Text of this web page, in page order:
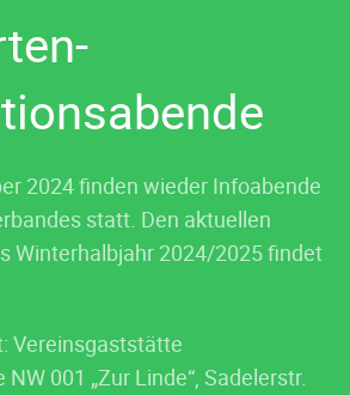
2024 finden wieder Infoabende
statt. Den aktuellen
Winterhalbjahr 2024/2025 findet
Vereinsgaststätte
001 „Zur Linde“, Sadelerstr.